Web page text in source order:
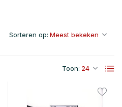
Toon:
Sorteren op: